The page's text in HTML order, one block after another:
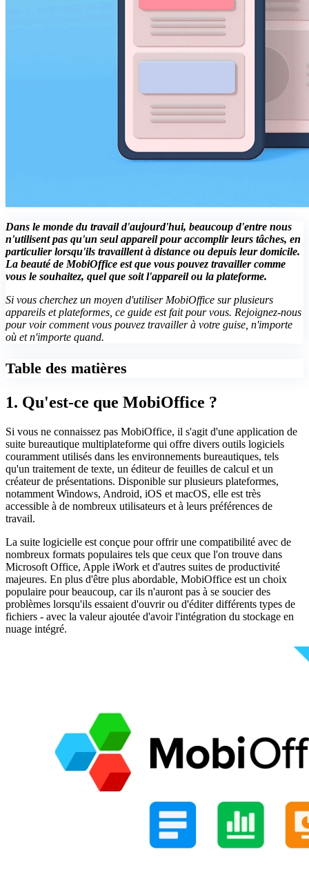
Dans le monde du travail d'aujourd'hui, beaucoup d'entre nous
n'utilisent pas qu'un seul appareil pour accomplir leurs tâches, en
particulier lorsqu'ils travaillent à distance ou depuis leur domicile.
La beauté de MobiOffice est que vous pouvez travailler comme
vous le souhaitez, quel que soit l'appareil ou la plateforme.
Si vous cherchez un moyen d'utiliser MobiOffice sur plusieurs
appareils et plateformes, ce guide est fait pour vous. Rejoignez-nous
pour voir comment vous pouvez travailler à votre guise, n'importe
où et n'importe quand.
Table des matières
1. Qu'est-ce que MobiOffice ?
Si vous ne connaissez pas MobiOffice, il s'agit d'une application de
suite bureautique multiplateforme qui offre divers outils logiciels
couramment utilisés dans les environnements bureautiques, tels
qu'un traitement de texte, un éditeur de feuilles de calcul et un
créateur de présentations. Disponible sur plusieurs plateformes,
notamment Windows, Android, iOS et macOS, elle est très
accessible à de nombreux utilisateurs et à leurs préférences de
travail.
La suite logicielle est conçue pour offrir une compatibilité avec de
nombreux formats populaires tels que ceux que l'on trouve dans
Microsoft Office, Apple iWork et d'autres suites de productivité
majeures. En plus d'être plus abordable, MobiOffice est un choix
populaire pour beaucoup, car ils n'auront pas à se soucier des
problèmes lorsqu'ils essaient d'ouvrir ou d'éditer différents types de
fichiers - avec la valeur ajoutée d'avoir l'intégration du stockage en
nuage intégré.